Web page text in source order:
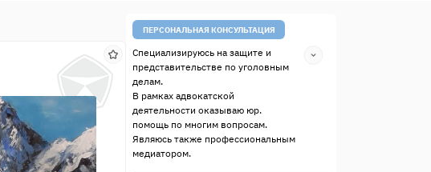
ПЕРСОНАЛЬНАЯ КОНСУЛЬТАЦИЯ
Специализируюсь на защите и
представительстве по уголовным
делам.
В рамках адвокатской
деятельности оказываю юр.
помощь по многим вопросам.
Являюсь также профессиональным
медиатором.